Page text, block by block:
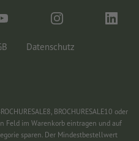
Datenschutz
BROCHURESALE10 oder
Feld im Warenkorb eintragen und auf
sparen. Der Mindestbestellwert